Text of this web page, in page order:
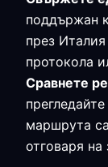
поддържан
през
протокола
Сравнете
маршрута
отговаря на